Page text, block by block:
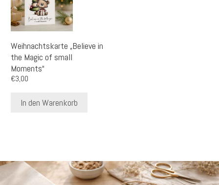
Weihnachtskarte „Believe in
the Magic of small
Moments“
€3,00
In den Warenkorb